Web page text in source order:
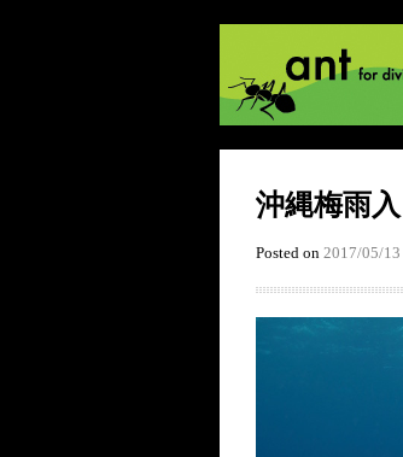
沖縄梅雨入
Posted on 2017/05/13